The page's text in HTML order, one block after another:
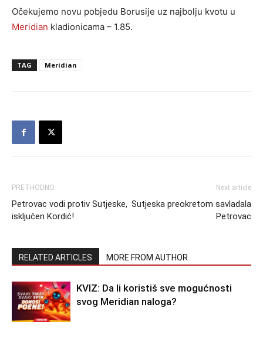
Očekujemo novu pobjedu Borusije uz najbolju kvotu u
Meridian kladionicama – 1.85.
TAG Meridian
PRETHODNO
Petrovac vodi protiv Sutjeske,
isključen Kordić!
Next article
Sutjeska preokretom savladala
Petrovac
RELATED ARTICLES MORE FROM AUTHOR
KVIZ: Da li koristiš sve mogućnosti
svog Meridian naloga?